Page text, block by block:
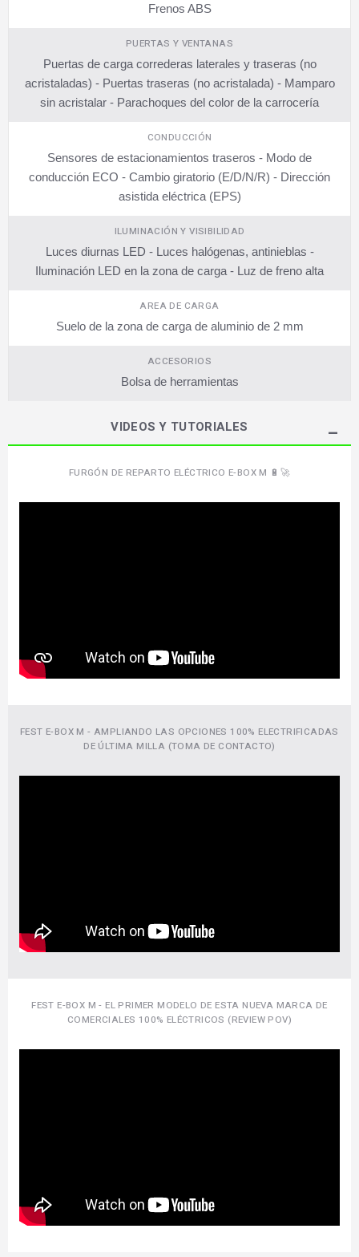
Frenos ABS
PUERTAS Y VENTANAS
Puertas de carga correderas laterales y traseras (no
acristaladas) - Puertas traseras (no acristalada) - Mamparo
sin acristalar - Parachoques del color de la carrocería
CONDUCCIÓN
Sensores de estacionamientos traseros - Modo de
conducción ECO - Cambio giratorio (E/D/N/R) - Dirección
asistida eléctrica (EPS)
ILUMINACIÓN Y VISIBILIDAD
Luces diurnas LED - Luces halógenas, antinieblas -
Iluminación LED en la zona de carga - Luz de freno alta
AREA DE CARGA
Suelo de la zona de carga de aluminio de 2 mm
ACCESORIOS
Bolsa de herramientas
VIDEOS Y TUTORIALES
FURGÓN DE REPARTO ELÉCTRICO E-BOX M 🔋🚀
FEST E-BOX M - AMPLIANDO LAS OPCIONES 100% ELECTRIFICADAS
DE ÚLTIMA MILLA (TOMA DE CONTACTO)
FEST E-BOX M - EL PRIMER MODELO DE ESTA NUEVA MARCA DE
COMERCIALES 100% ELÉCTRICOS (REVIEW POV)